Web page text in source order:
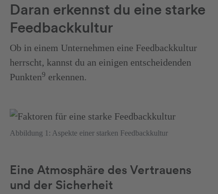
Daran erkennst du eine starke
Feedbackkultur
Ob in einem Unternehmen eine Feedbackkultur
herrscht, kannst du an einigen entscheidenden
Punkten9 erkennen.
Abbildung 1: Aspekte einer starken Feedbackkultur
Eine Atmosphäre des Vertrauens
und der Sicherheit